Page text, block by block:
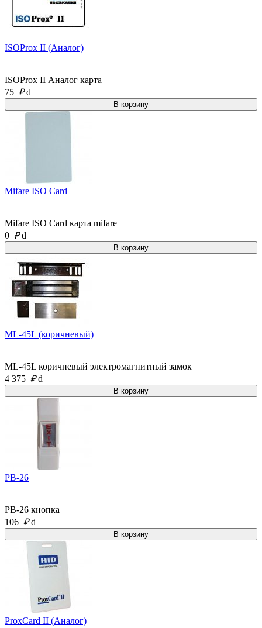
ISOProx II (Аналог)
ISOProx II Аналог карта
75 ₽ d
Mifare ISO Card
Mifare ISO Card карта mifare
0 ₽ d
ML-45L (коричневый)
ML-45L коричневый электромагнитный замок
4 375 ₽ d
PB-26
PB-26 кнопка
106 ₽ d
ProxCard II (Аналог)